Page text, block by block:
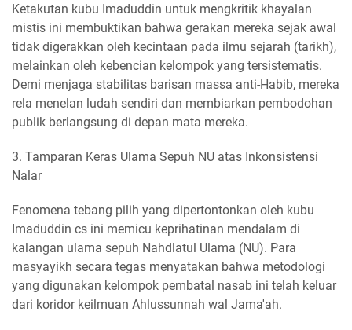
Ketakutan kubu Imaduddin untuk mengkritik khayalan
mistis ini membuktikan bahwa gerakan mereka sejak awal
tidak digerakkan oleh kecintaan pada ilmu sejarah (tarikh),
melainkan oleh kebencian kelompok yang tersistematis.
Demi menjaga stabilitas barisan massa anti-Habib, mereka
rela menelan ludah sendiri dan membiarkan pembodohan
publik berlangsung di depan mata mereka.
3. Tamparan Keras Ulama Sepuh NU atas Inkonsistensi
Nalar
Fenomena tebang pilih yang dipertontonkan oleh kubu
Imaduddin cs ini memicu keprihatinan mendalam di
kalangan ulama sepuh Nahdlatul Ulama (NU). Para
masyayikh secara tegas menyatakan bahwa metodologi
yang digunakan kelompok pembatal nasab ini telah keluar
dari koridor keilmuan Ahlussunnah wal Jama'ah.